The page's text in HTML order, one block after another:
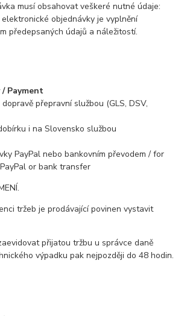
musí obsahovat veškeré nutné údaje:
objednávky je vyplnění
předepsaných údajů a náležitostí.
Payment
přepravní službou (GLS, DSV,
i na Slovensko službou
PayPal nebo bankovním převodem / for
or bank transfer
tržeb je prodávající povinen vystavit
přijatou tržbu u správce daně
výpadku pak nejpozději do 48 hodin.